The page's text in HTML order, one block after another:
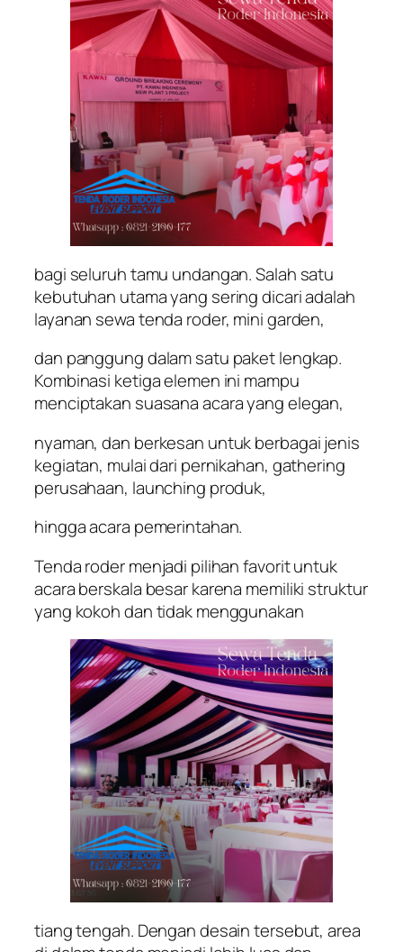
bagi seluruh tamu undangan. Salah satu
kebutuhan utama yang sering dicari adalah
layanan sewa tenda roder, mini garden,
dan panggung dalam satu paket lengkap.
Kombinasi ketiga elemen ini mampu
menciptakan suasana acara yang elegan,
nyaman, dan berkesan untuk berbagai jenis
kegiatan, mulai dari pernikahan, gathering
perusahaan, launching produk,
hingga acara pemerintahan.
Tenda roder menjadi pilihan favorit untuk
acara berskala besar karena memiliki struktur
yang kokoh dan tidak menggunakan
tiang tengah. Dengan desain tersebut, area